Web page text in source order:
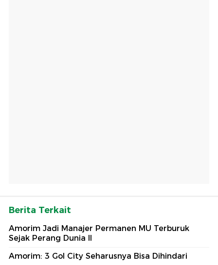
Berita Terkait
Amorim Jadi Manajer Permanen MU Terburuk
Sejak Perang Dunia II
Amorim: 3 Gol City Seharusnya Bisa Dihindari